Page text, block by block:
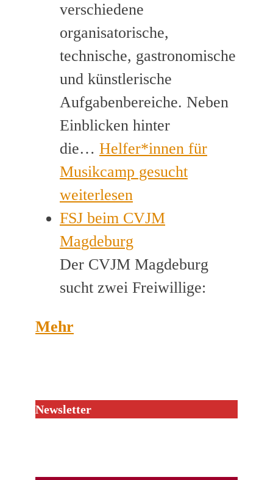
verschiedene
organisatorische,
technische, gastronomische
und künstlerische
Aufgabenbereiche. Neben
Einblicken hinter
die… Helfer*innen für
Musikcamp gesucht
weiterlesen
FSJ beim CVJM
Magdeburg
Der CVJM Magdeburg
sucht zwei Freiwillige:
Mehr
Newsletter